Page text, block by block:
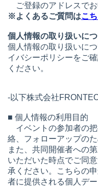
ご登録のアドレスでお
※よくあるご質問はこ
個人情報の取り扱いに
個人情報の取り扱いに
イバシーポリシーをご
ください。
-以下株式会社
■ 個人情報の利用目的
イベントの参加者の
絡、フォローアップの
また、共同開催者への
いただいた時点でご同
承ください。こちらの
者に提供される個人デ